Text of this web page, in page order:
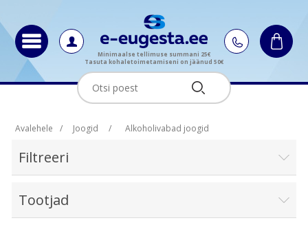
Minimaalse tellimuse summani 25€
Tasuta kohaletoimetamiseni on jäänud 50€
Avalehele / Joogid / Alkoholivabad joogid
Filtreeri
Tootjad